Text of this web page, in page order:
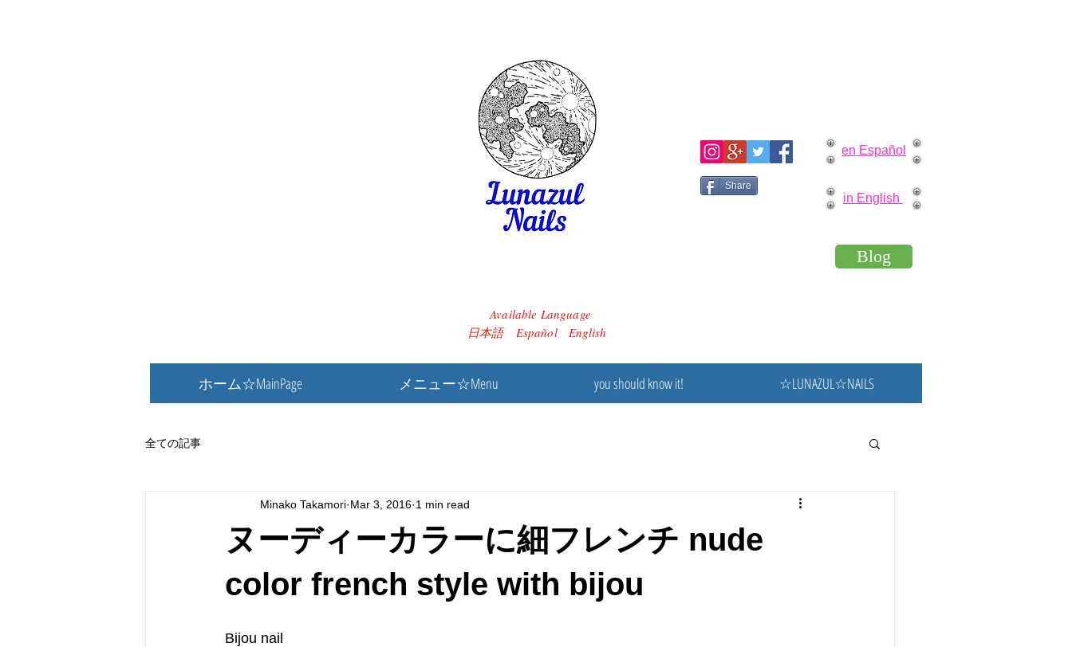
en Español
Share
in English
Blog
Available Language
​日本語 Español English
ホーム☆MainPage メニュー☆Menu you should know it! ☆LUNAZUL☆NAILS
全ての記事
ヌーディーカラーに細フレンチ nude
color french style with bijou
Minako Takamori Mar 3, 2016 1 min read
Bijou nail